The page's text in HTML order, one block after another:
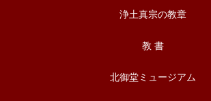
浄土真宗の教章
教 書
北御堂ミュージアム